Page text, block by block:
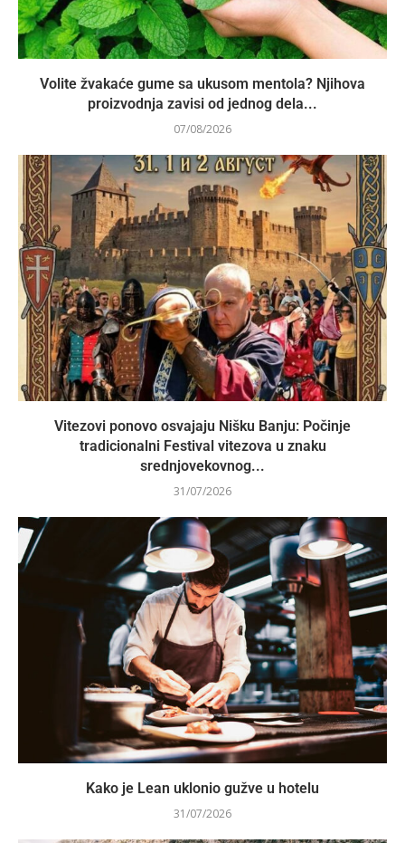
Volite žvakaće gume sa ukusom mentola? Njihova
proizvodnja zavisi od jednog dela...
07/08/2026
Vitezovi ponovo osvajaju Nišku Banju: Počinje
tradicionalni Festival vitezova u znaku
srednjovekovnog...
31/07/2026
Kako je Lean uklonio gužve u hotelu
31/07/2026